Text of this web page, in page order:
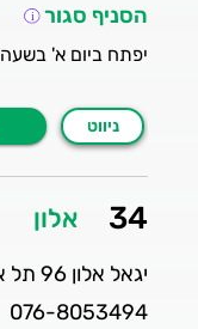
הסניף סגור
יפתח ביום א' בשעה 08:30
ניווט
על סניף 34 - אלון
34 אלון
יגאל אלון 96 תל אביב יפו
076-8053494